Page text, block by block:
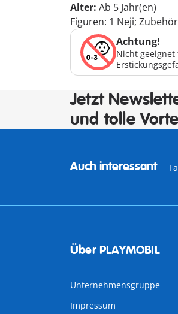
Alter: Ab 5 Jahr(en)
Figuren: 1 Neji;
Achtung!
Nicht
Jetzt
und tolle
Auch interessant
Über PLAYMOBIL
Unternehmensgruppe
Impressum